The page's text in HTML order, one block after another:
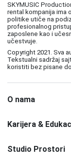
SKYMUSIC
rental kompanija ima
politike utiče na
profesionalnog
zaposlene kao i
učestvuje.
Copyright 2021. Sva
Tekstualni sadržaj
koristiti bez pisane
O nama
Karijera &
Studio Prostori